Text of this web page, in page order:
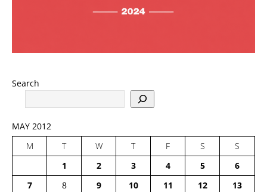
Search
MAY 2012
M
T W T F S
S
1
2 3 4 5
6
7
8 9 10 11 12
13